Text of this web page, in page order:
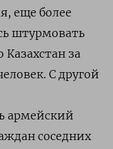
еще более
штурмовать
за
С другой
армейский
соседних